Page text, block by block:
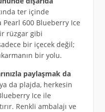
ter içinde
Pearl 600 Blueberry Ice
rüzgar gibi
bir içecek değil;
bir yolu.
paylaşmak da
da plajda, herkesin
Ice ile
Renkli ambalajı ve